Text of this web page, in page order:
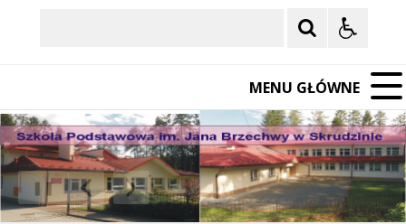
MENU GŁÓWNE
Poprzedni Element
Następny Element
❚❚